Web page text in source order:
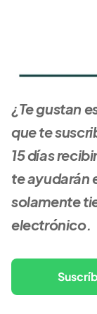
¿Te gustan
que te
15 días
te ayudarán
solamente
electrónico.